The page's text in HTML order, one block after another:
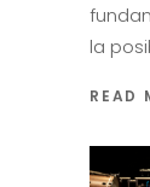
la
READ